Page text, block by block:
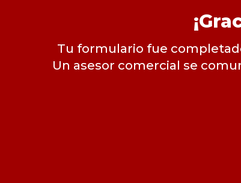
Tu formulario fue
Un asesor comercial se